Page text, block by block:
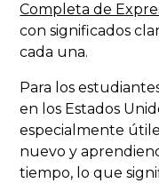
Completa de
con significados
cada una.
Para los
en los Estados
especialmente
nuevo y
tiempo, lo que